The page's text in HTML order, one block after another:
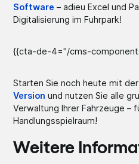
Software – adieu Excel und
Digitalisierung im Fuhrpark!
{{cta-de-4="/cms-
Starten Sie noch heute mit der
Version und nutzen Sie alle
Verwaltung Ihrer Fahrzeuge –
Handlungsspielraum!
Weitere